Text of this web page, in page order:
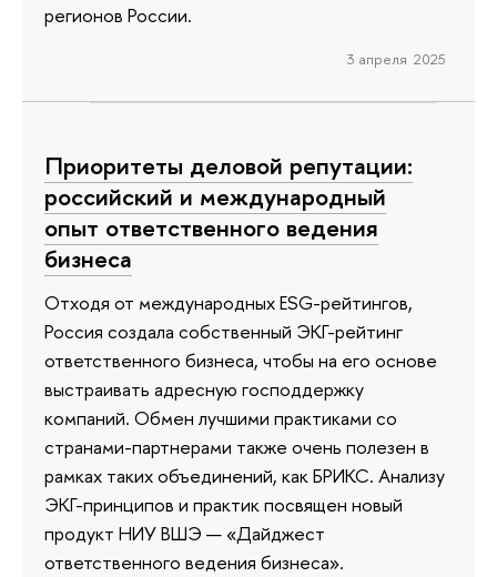
регионов России.
3 апреля 2025
Приоритеты деловой репутации:
российский и международный
опыт ответственного ведения
бизнеса
Отходя от международных ESG-рейтингов,
Россия создала собственный ЭКГ-рейтинг
ответственного бизнеса, чтобы на его основе
выстраивать адресную господдержку
компаний. Обмен лучшими практиками со
странами-партнерами также очень полезен в
рамках таких объединений, как БРИКС. Анализу
ЭКГ-принципов и практик посвящен новый
продукт НИУ ВШЭ — «Дайджест
ответственного ведения бизнеса».